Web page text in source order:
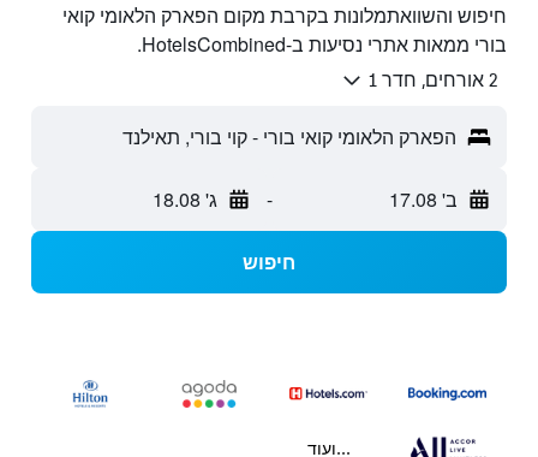
חיפוש והשוואתמלונות בקרבת מקום הפארק הלאומי קואי
בורי ממאות אתרי נסיעות ב-HotelsCombined.
2 אורחים, חדר 1
הפארק הלאומי קואי בורי - קוי בורי, תאילנד
ב' 17.08 - ג' 18.08
חיפוש
...ועוד